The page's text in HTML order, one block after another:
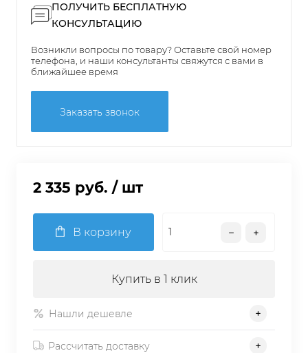
ПОЛУЧИТЬ БЕСПЛАТНУЮ
КОНСУЛЬТАЦИЮ
Возникли вопросы по товару? Оставьте свой номер
телефона, и наши консультанты свяжутся с вами в
ближайшее время
Заказать звонок
2 335 руб. / шт
В корзину
Купить в 1 клик
Нашли дешевле
Рассчитать доставку